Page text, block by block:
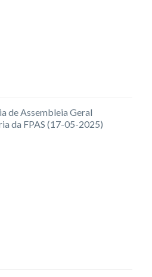
de Assembleia Geral
da FPAS (17-05-2025)